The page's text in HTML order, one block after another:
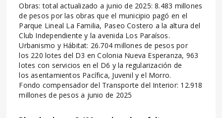
Obras: total actualizado a junio de 2025: 8.483 millones
de pesos por las obras que el municipio pagó en el
Parque Lineal La Familia, Paseo Costero a la altura del
Club Independiente y la avenida Los Paraísos.
Urbanismo y Hábitat: 26.704 millones de pesos por
los 220 lotes del D3 en Colonia Nueva Esperanza, 963
lotes con servicios en el D6 y la regularización de
los asentamientos Pacífica, Juvenil y el Morro.
Fondo compensador del Transporte del Interior: 12.918
millones de pesos a junio de 2025